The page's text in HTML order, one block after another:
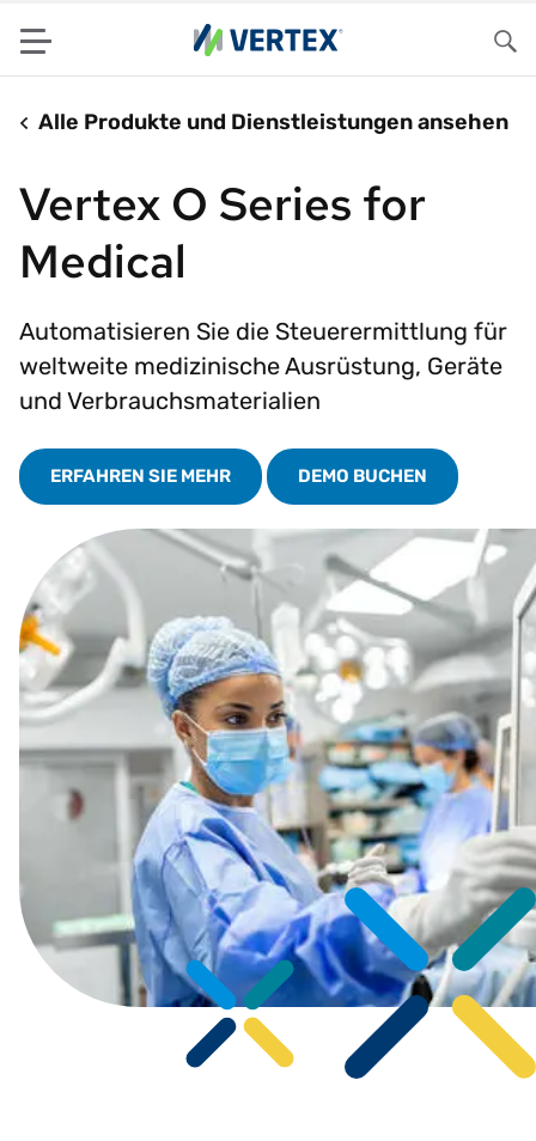
Menu
Alle Produkte und Dienstleistungen ansehen
Vertex O Series for
Medical
Automatisieren Sie die Steuerermittlung für
weltweite medizinische Ausrüstung, Geräte
und Verbrauchsmaterialien
ERFAHREN SIE MEHR DEMO BUCHEN